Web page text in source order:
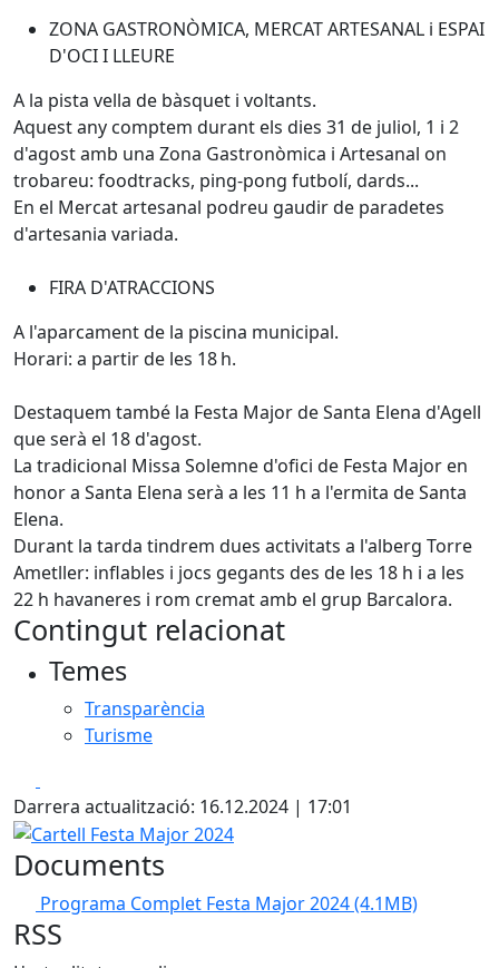
ZONA GASTRONÒMICA, MERCAT ARTESANAL i ESPAI
D'OCI I LLEURE
A la pista vella de bàsquet i voltants.
Aquest any comptem durant els dies 31 de juliol, 1 i 2
d'agost amb una Zona Gastronòmica i Artesanal on
trobareu: foodtracks, ping-pong futbolí, dards...
En el Mercat artesanal podreu gaudir de paradetes
d'artesania variada.
FIRA D'ATRACCIONS
A l'aparcament de la piscina municipal.
Horari: a partir de les 18 h.
Destaquem també la Festa Major de Santa Elena d'Agell
que serà el 18 d'agost.
La tradicional Missa Solemne d'ofici de Festa Major en
honor a Santa Elena serà a les 11 h a l'ermita de Santa
Elena.
Durant la tarda tindrem dues activitats a l'alberg Torre
Ametller: inflables i jocs gegants des de les 18 h i a les
22 h havaneres i rom cremat amb el grup Barcalora.
Contingut relacionat
Temes
Transparència
Turisme
Darrera actualització: 16.12.2024 | 17:01
Cartell Festa Major 2024
Documents
Programa Complet Festa Major 2024(4.1MB)
RSS